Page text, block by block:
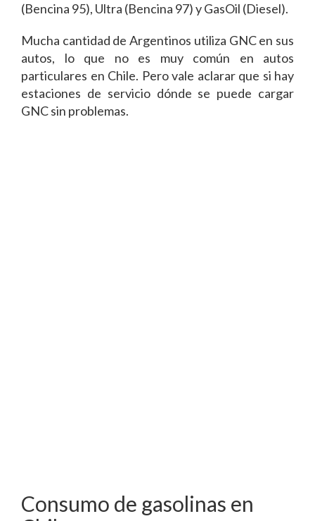
(Bencina 95), Ultra (Bencina 97) y GasOil (Diesel).
Mucha cantidad de Argentinos utiliza GNC en sus
autos, lo que no es muy común en autos
particulares en Chile. Pero vale aclarar que si hay
estaciones de servicio dónde se puede cargar
GNC sin problemas.
Consumo de gasolinas en